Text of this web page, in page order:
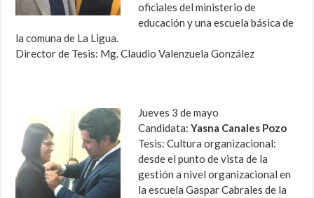
oficiales del ministerio de
educación y una escuela básica de
la comuna de La Ligua.
Director de Tesis: Mg. Claudio Valenzuela González
Jueves 3 de mayo
Candidata:Yasna Canales Pozo
Tesis: Cultura organizacional:
desde el punto de vista de la
gestión a nivel organizacional en
la escuela Gaspar Cabrales de la